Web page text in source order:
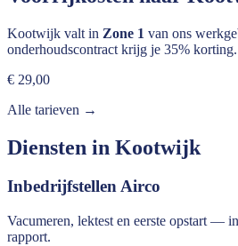
Kootwijk valt in Zone 1 van ons
onderhoudscontract krijg je 35% korting.
€ 29,00
Alle tarieven →
Diensten in Kootwijk
Inbedrijfstellen Airco
Vacumeren, lektest en eerste opstart —
rapport.